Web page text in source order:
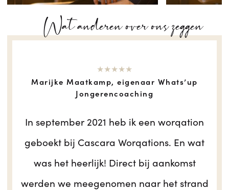
Wat anderen over ons zeggen
Marijke Maatkamp, eigenaar Whats’up
Jongerencoaching
★★★★★
In september 2021 heb ik een worqation
geboekt bij Cascara Worqations. En wat
was het heerlijk! Direct bij aankomst
werden we meegenomen naar het strand